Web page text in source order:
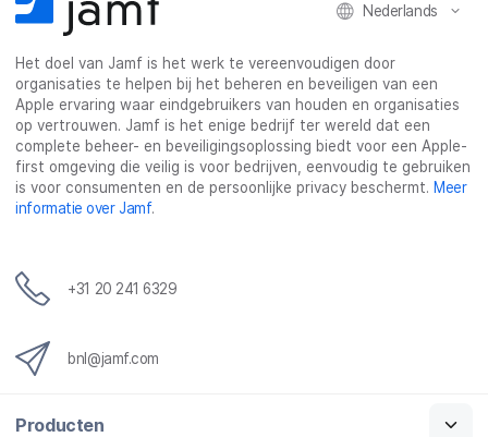
Nederlands
Het doel van Jamf is het werk te vereenvoudigen door
organisaties te helpen bij het beheren en beveiligen van een
Apple ervaring waar eindgebruikers van houden en organisaties
op vertrouwen. Jamf is het enige bedrijf ter wereld dat een
complete beheer- en beveiligingsoplossing biedt voor een Apple-
first omgeving die veilig is voor bedrijven, eenvoudig te gebruiken
is voor consumenten en de persoonlijke privacy beschermt. Meer
informatie over Jamf.
+31 20 241 6329
bnl@jamf.com
Producten